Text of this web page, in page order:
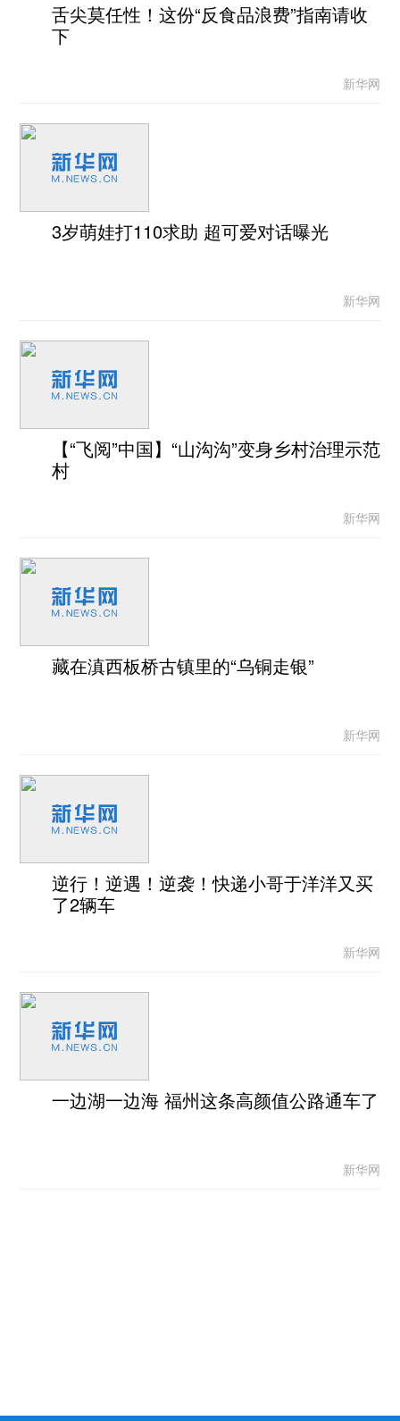
舌尖莫任性！这份“反食品浪费”指南请收
下
新华网
3岁萌娃打110求助 超可爱对话曝光
新华网
【“飞阅”中国】“山沟沟”变身乡村治理示范
村
新华网
藏在滇西板桥古镇里的“乌铜走银”
新华网
逆行！逆遇！逆袭！快递小哥于洋洋又买
了2辆车
新华网
一边湖一边海 福州这条高颜值公路通车了
新华网